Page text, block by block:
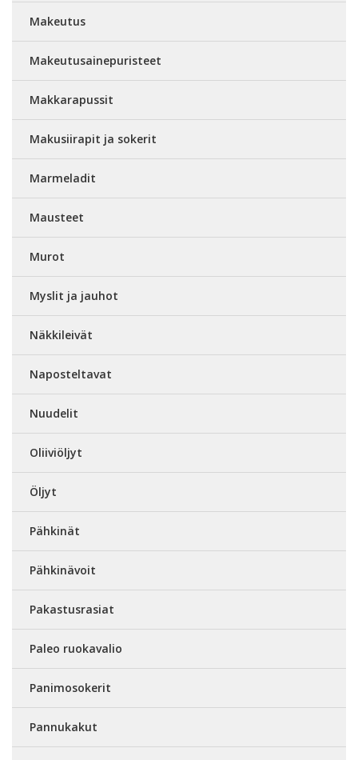
Makeutus
Makeutusainepuristeet
Makkarapussit
Makusiirapit ja sokerit
Marmeladit
Mausteet
Murot
Myslit ja jauhot
Näkkileivät
Naposteltavat
Nuudelit
Oliiviöljyt
Öljyt
Pähkinät
Pähkinävoit
Pakastusrasiat
Paleo ruokavalio
Panimosokerit
Pannukakut